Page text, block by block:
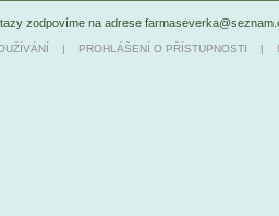
zodpovíme na adrese
| PROHLÁŠENÍ O PŘÍSTUPNOSTI |